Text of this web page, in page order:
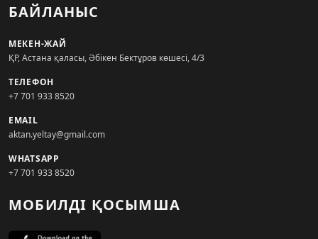
БАЙЛАНЫС
МЕКЕН-ЖАЙ
ҚР, Астана қаласы, Әбікен Бектұров көшесі, 4/3
ТЕЛЕФОН
+7 701 933 8520
EMAIL
aktan.yeltay@gmail.com
WHATSAPP
+7 701 933 8520
МОБИЛДІ ҚОСЫМША